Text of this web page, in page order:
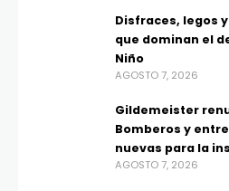
Disfraces, legos
que dominan el
Niño
AGOSTO 7, 2026
Gildemeister
Bomberos y
nuevas para la
AGOSTO 7, 2026